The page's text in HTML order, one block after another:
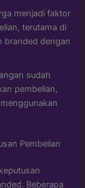
menjadi faktor
terutama di
branded dengan
sudah
pembelian,
Pembelian
Beberapa